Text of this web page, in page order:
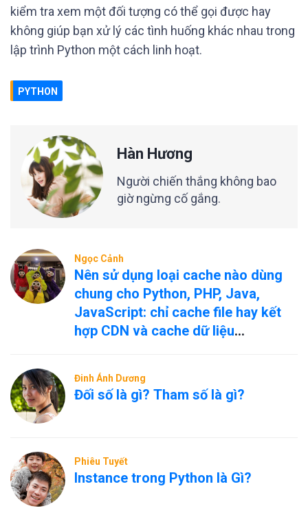
kiểm tra xem một đối tượng có thể gọi được hay
không giúp bạn xử lý các tình huống khác nhau trong
lập trình Python một cách linh hoạt.
PYTHON
Hàn Hương
Người chiến thắng không bao
giờ ngừng cố gắng.
Ngọc Cảnh
Nên sử dụng loại cache nào dùng
chung cho Python, PHP, Java,
JavaScript: chỉ cache file hay kết
hợp CDN và cache dữ liệu
Đinh Ánh Dương
Đối số là gì? Tham số là gì?
Phiêu Tuyết
Instance trong Python là Gì?